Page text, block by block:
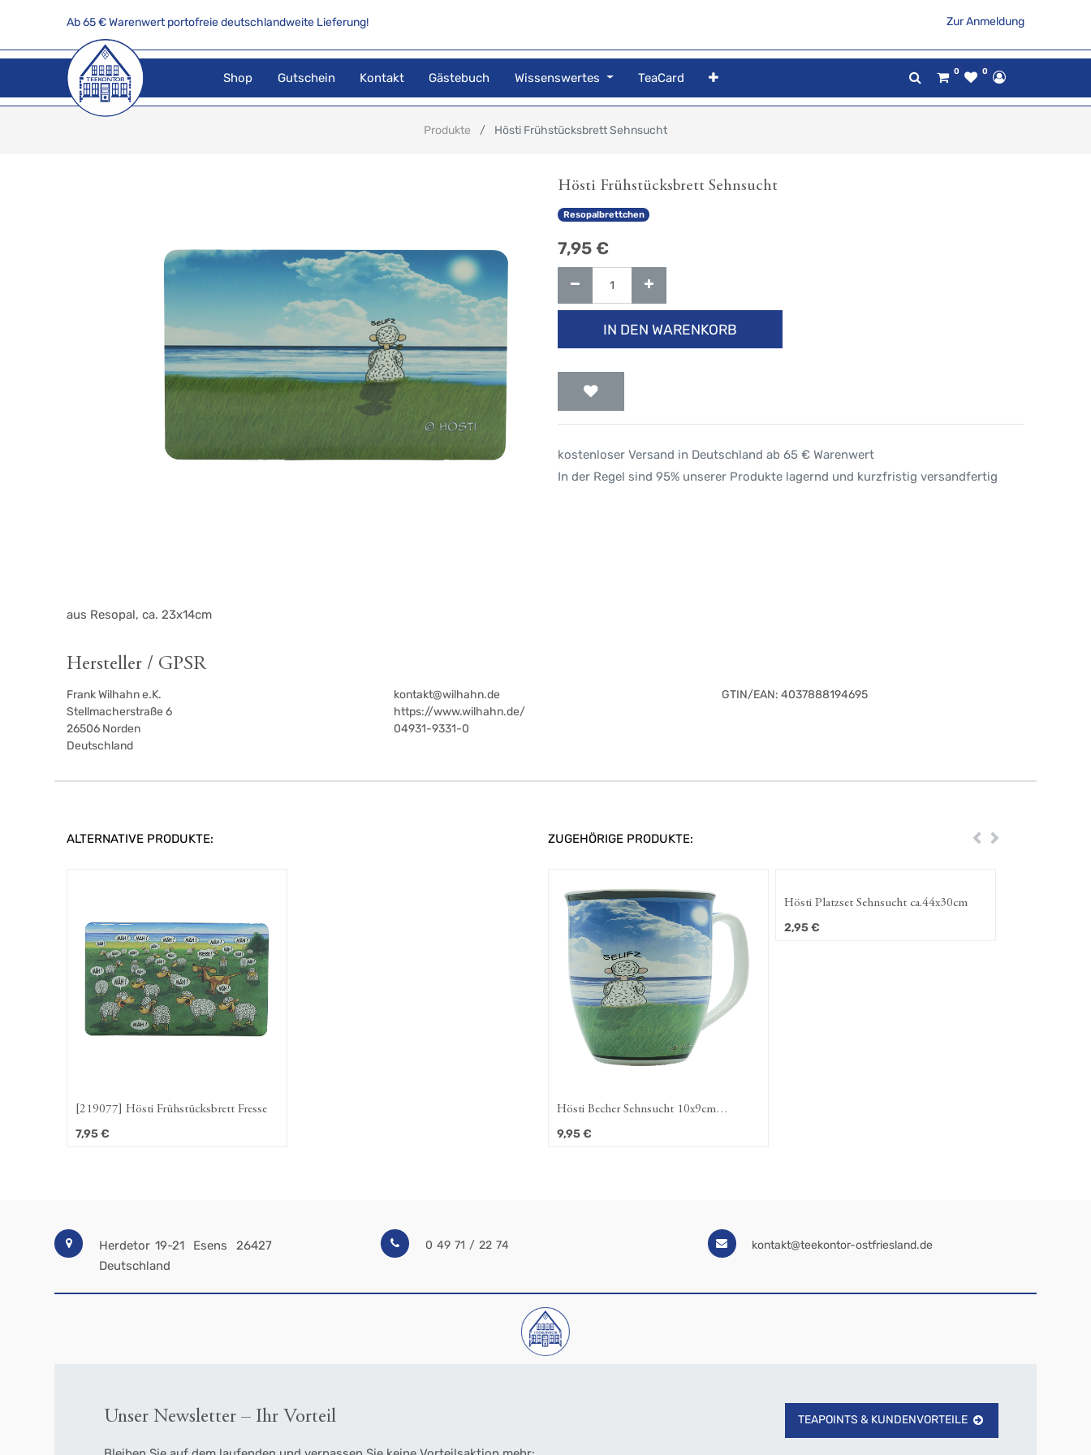
Ab 65 € Warenwert portofreie deutschlandweite Lieferung! Zur Anmeldung
Shop Gutschein Kontakt Gästebuch Wissenswertes TeaCard 0 0
Produkte Hösti Frühstücksbrett Sehnsucht
Hösti Frühstücksbrett Sehnsucht
Resopalbrettchen
7,95 €
IN DEN WARENKORB
kostenloser Versand in Deutschland ab 65 € Warenwert
In der Regel sind 95% unserer Produkte lagernd und kurzfristig versandfertig
aus Resopal, ca. 23x14cm
Hersteller / GPSR
Frank Wilhahn e.K.
Stellmacherstraße 6
26506 Norden
Deutschland
kontakt@wilhahn.de
https://www.wilhahn.de/
04931-9331-0
GTIN/EAN: 4037888194695
ALTERNATIVE PRODUKTE:
[219077] Hösti Frühstücksbrett Fresse
7,95€
ZUGEHÖRIGE PRODUKTE: ZurückWeiter
Hösti Becher Sehnsucht 10x9cm
Porzellan
9,95€
Hösti Platzset Sehnsucht ca.44x30cm
2,95€
Herdetor 19-21 Esens
26427
Deutschland
0 49 71 / 22 74 kontakt@teekontor-ostfriesland.de
Unser Newsletter – Ihr Vorteil TEAPOINTS & KUNDENVORTEILE